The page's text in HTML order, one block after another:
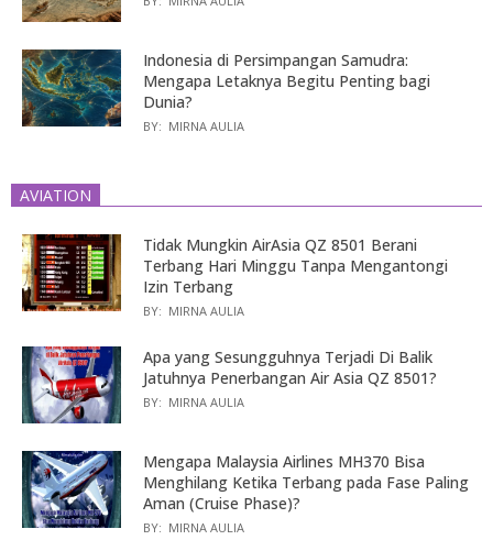
Indonesia di Persimpangan Samudra:
Mengapa Letaknya Begitu Penting bagi
Dunia?
BY: MIRNA AULIA
AVIATION
Tidak Mungkin AirAsia QZ 8501 Berani
Terbang Hari Minggu Tanpa Mengantongi
Izin Terbang
BY: MIRNA AULIA
Apa yang Sesungguhnya Terjadi Di Balik
Jatuhnya Penerbangan Air Asia QZ 8501?
BY: MIRNA AULIA
Mengapa Malaysia Airlines MH370 Bisa
Menghilang Ketika Terbang pada Fase Paling
Aman (Cruise Phase)?
BY: MIRNA AULIA